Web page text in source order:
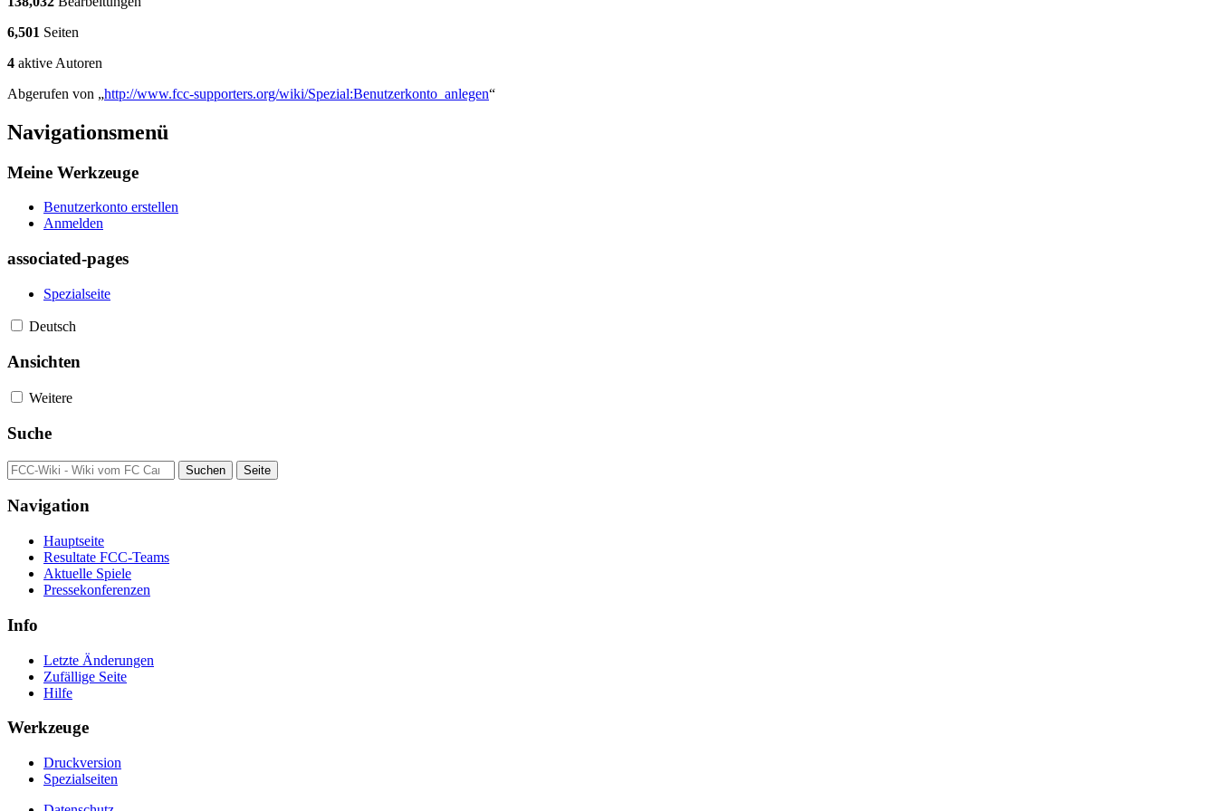
6,501 Seiten
4 aktive Autoren
Abgerufen von „http://www.fcc-supporters.org/wiki/Spezial:Benutzerkonto_anlegen“
Navigationsmenü
Meine Werkzeuge
Benutzerkonto erstellen
Anmelden
associated-pages
Spezialseite
Deutsch
Ansichten
Weitere
Suche
Navigation
Hauptseite
Resultate FCC-Teams
Aktuelle Spiele
Pressekonferenzen
Info
Letzte Änderungen
Zufällige Seite
Hilfe
Werkzeuge
Druckversion
Spezialseiten